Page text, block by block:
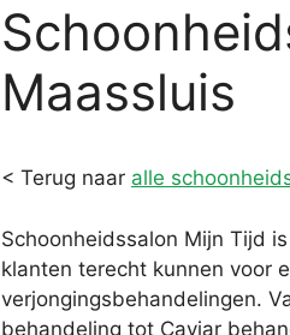
Maassluis
< Terug naar alle
Schoonheidssalon Mijn Tijd
klanten terecht kunnen voor
verjongingsbehandelingen.
behandeling tot Caviar